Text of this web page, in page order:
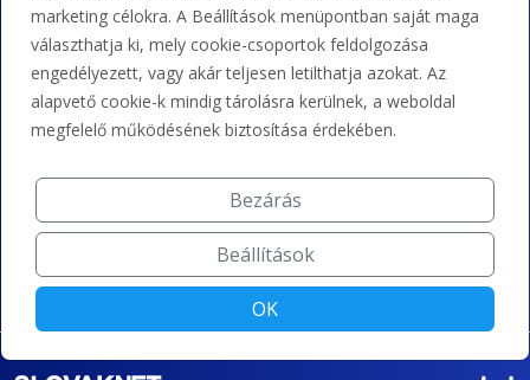
Támogatás
+36 202 343 883
admin@zoner.hu
Elfogadunk kártyás fizetést, Google/Apple Pay-t, banki
átutalást és kreditet.
marketing célokra. A Beállítások menüpontban saját maga
választhatja ki, mely cookie-csoportok feldolgozása
engedélyezett, vagy akár teljesen letilthatja azokat. Az
alapvető cookie-k mindig tárolásra kerülnek, a weboldal
megfelelő működésének biztosítása érdekében.
Bezárás
Beállítások
OK